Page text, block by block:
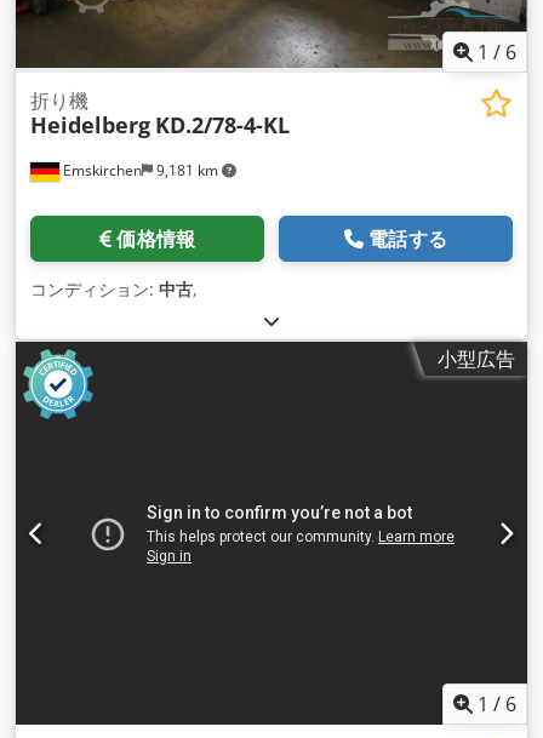
1 / 6
Emskirchen 9,181 km
折り機
Heidelberg KD.2/78-4-KL
価格情報 電話する
コンディション: 中古,
小型広告
1 / 6